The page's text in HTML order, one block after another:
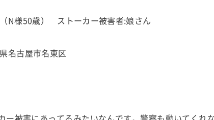
N様50歳） ストーカー被害者:娘さん
名古屋市名東区